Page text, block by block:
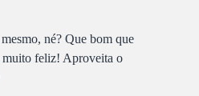
né? Que bom que
muito feliz! Aproveita o